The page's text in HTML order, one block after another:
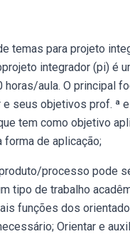
temas para projeto
integrador (pi) é
aula. O principal
seus objetivos prof. ª
tem como objetivo
forma de aplicação;
processo pode
tipo de trabalho
funções dos
Orientar e